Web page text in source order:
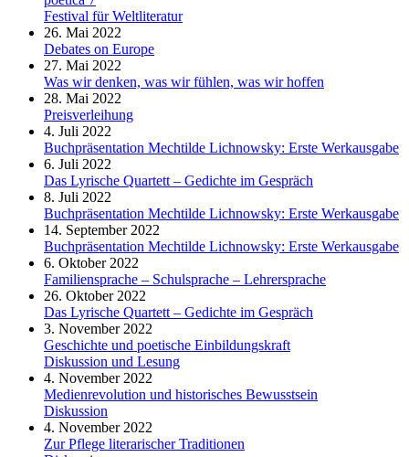
Festival für Weltliteratur
26. Mai 2022
Debates on Europe
27. Mai 2022
Was wir denken, was wir fühlen, was wir hoffen
28. Mai 2022
Preisverleihung
4. Juli 2022
Buchpräsentation Mechtilde Lichnowsky: Erste Werkausgabe
6. Juli 2022
Das Lyrische Quartett – Gedichte im Gespräch
8. Juli 2022
Buchpräsentation Mechtilde Lichnowsky: Erste Werkausgabe
14. September 2022
Buchpräsentation Mechtilde Lichnowsky: Erste Werkausgabe
6. Oktober 2022
Familiensprache – Schulsprache – Lehrersprache
26. Oktober 2022
Das Lyrische Quartett – Gedichte im Gespräch
3. November 2022
Geschichte und poetische Einbildungskraft
Diskussion und Lesung
4. November 2022
Medienrevolution und historisches Bewusstsein
Diskussion
4. November 2022
Zur Pflege literarischer Traditionen